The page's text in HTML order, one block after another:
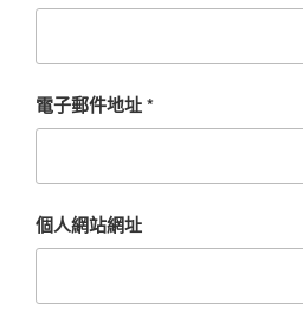
電子郵件地址*
個人網站網址